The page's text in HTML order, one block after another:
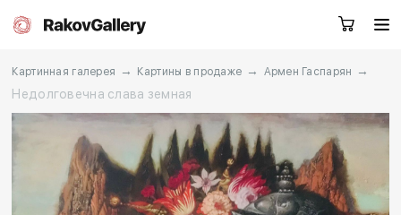
CN
Заказать звонок
Картинная галерея → Картины в продаже → Армен Гаспарян
→
Недолговечна слава земная